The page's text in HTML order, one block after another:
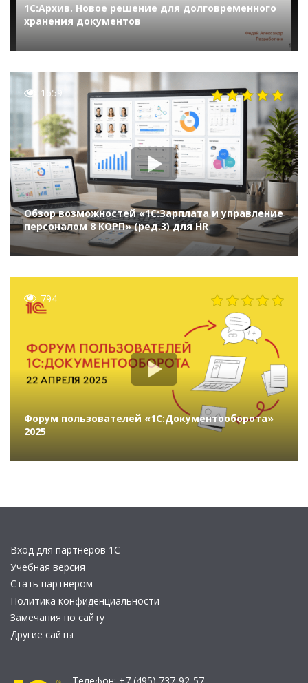
1С:Архив. Новое решение для долговременного
хранения документов
1659
Обзор возможностей «1С:Зарплата и управление
персоналом 8 КОРП» (ред.3) для HR
794
Форум пользователей «1С:Документооборота»
2025
Вход для партнеров 1С
Учебная версия
Стать партнером
Политика конфиденциальности
Замечания по сайту
Другие сайты